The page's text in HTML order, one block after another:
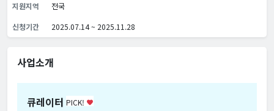
지원지역
전국
신청기간
2025.07.14 ~ 2025.11.28
사업소개
큐레이터 PICK! favorite